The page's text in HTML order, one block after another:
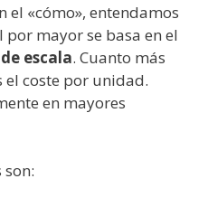
el «cómo», entendamos
mayor se basa en el
escala. Cuanto más
el coste por unidad.
en mayores